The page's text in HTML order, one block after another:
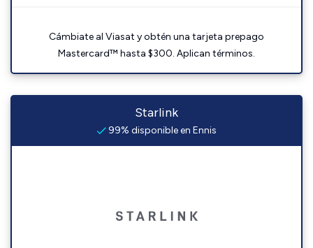
Cámbiate al Viasat y obtén una tarjeta prepago
Mastercard™ hasta $300. Aplican términos.
Starlink
99% disponible en Ennis